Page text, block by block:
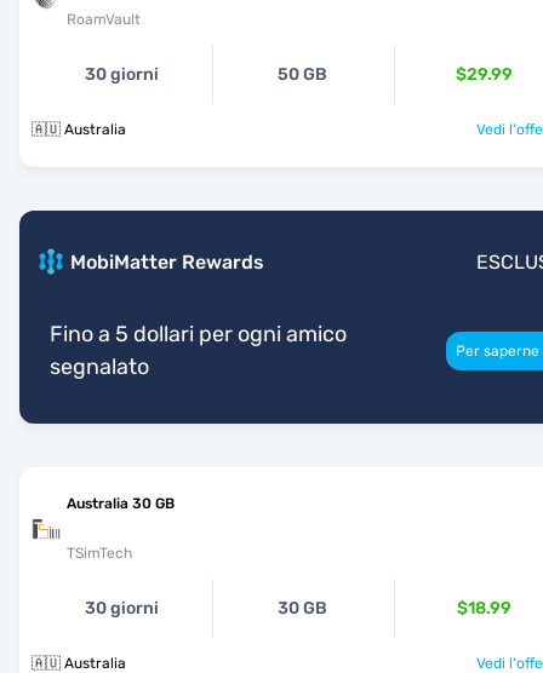
RoamVault
30 giorni 50 GB $29.99
🇦🇺 Australia Vedi
MobiMatter Rewards
Fino a 5 dollari per ogni amico
segnalato
Per saperne
Australia 30 GB
TSimTech
30 giorni 30 GB $18.99
🇦🇺 Australia Vedi